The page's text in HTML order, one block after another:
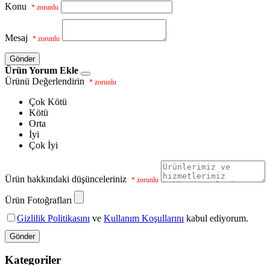
Konu * zorunlu
Mesaj * zorunlu
Gönder
Ürün Yorum Ekle
Ürünü Değerlendirin
* zorunlu
Çok Kötü
Kötü
Orta
İyi
Çok İyi
Ürün hakkındaki düşünceleriniz * zorunlu
Ürün Fotoğrafları
Gizlilik Politikasını ve Kullanım Koşullarını kabul ediyorum.
Gönder
Kategoriler